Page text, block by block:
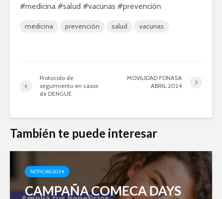
#medicina #salud #vacunas #prevención
medicina prevención salud vacunas
Protocolo de
seguimiento en casos
de DENGUE
MOVILIDAD FONASA
ABRIL 2024
También te puede interesar
NOTICIAS 2024
CAMPAÑA COMECA DAYS